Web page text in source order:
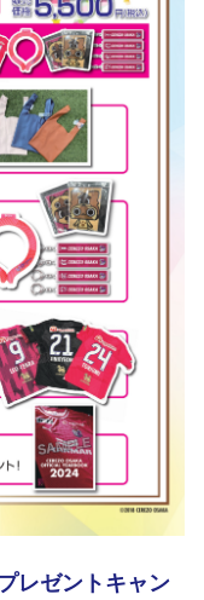
レゼントキャン